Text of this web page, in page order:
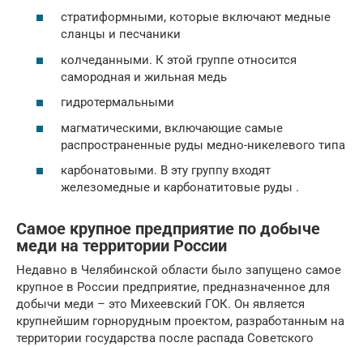
стратиформными, которые включают медные
сланцы и песчаники
колчеданными. К этой группе относится
самородная и жильная медь
гидротермальными
магматическими, включающие самые
распространенные руды медно-никелевого типа
карбонатовыми. В эту группу входят
железомедные и карбонатитовые руды .
Самое крупное предприятие по добыче
меди на территории России
Недавно в Челябинской области было запущено самое
крупное в России предприятие, предназначенное для
добычи меди – это Михеевский ГОК. Он является
крупнейшим горнорудным проектом, разработанным на
территории государства после распада Советского